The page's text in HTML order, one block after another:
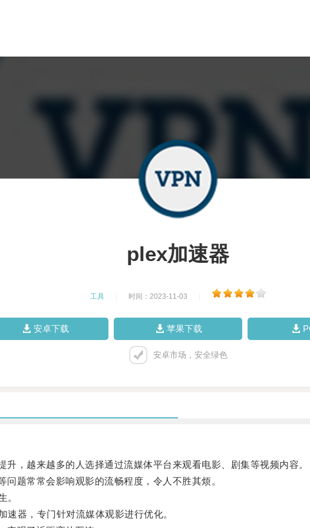
plex加速器
工具 时间：2023-11-03
安卓下载 苹果下载
安卓市场，安全绿色
，越来越多的人选择通过流媒体平台来观看电影、剧集等视频内容。
题常常会影响观影的流畅程度，令人不胜其烦。
。
器，专门针对流媒体观影进行优化。